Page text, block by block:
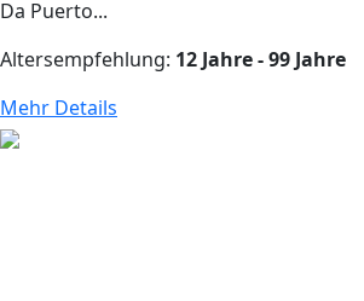
Da Puerto...
Altersempfehlung: 12 Jahre - 99 Jahre
Mehr Details